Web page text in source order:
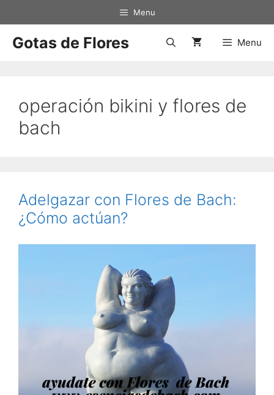
Menu
Gotas de Flores Menu
operación bikini y flores de
bach
Adelgazar con Flores de Bach:
¿Cómo actúan?